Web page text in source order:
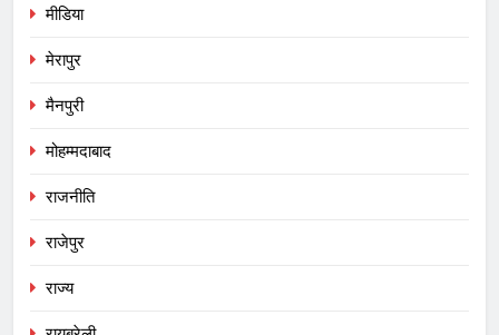
मीडिया
मेरापुर
मैनपुरी
मोहम्मदाबाद
राजनीति
राजेपुर
राज्य